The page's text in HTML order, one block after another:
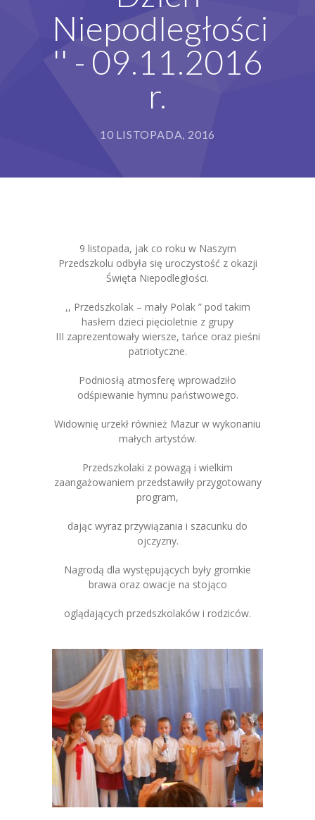
Grupy
Galeria
Niepodległości
'' - 09.11.2016
r.
10 LISTOPADA, 2016
9 listopada, jak co roku w Naszym
Przedszkolu odbyła się uroczystość z okazji
Święta Niepodległości.
,, Przedszkolak – mały Polak ” pod takim
hasłem dzieci pięcioletnie z grupy
III zaprezentowały wiersze, tańce oraz pieśni
patriotyczne.
Podniosłą atmosferę wprowadziło
odśpiewanie hymnu państwowego.
Widownię urzekł również Mazur w wykonaniu
małych artystów.
Przedszkolaki z powagą i wielkim
zaangażowaniem przedstawiły przygotowany
program,
dając wyraz przywiązania i szacunku do
ojczyzny.
Nagrodą dla występujących były gromkie
brawa oraz owacje na stojąco
oglądających przedszkolaków i rodziców.